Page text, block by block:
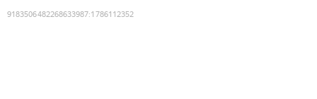
9183506482268633987:1786112352